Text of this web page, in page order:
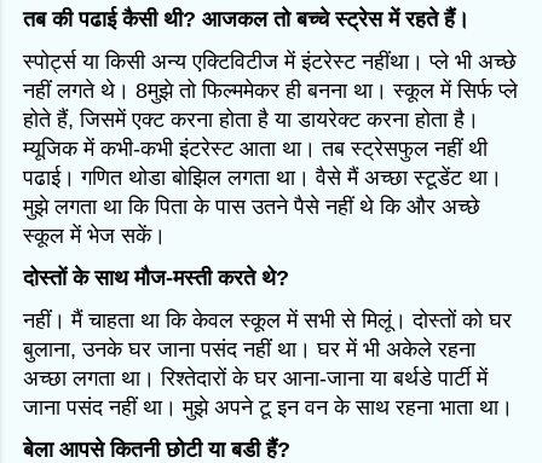
तब की पढाई कैसी थी? आजकल तो बच्चे स्ट्रेस में रहते हैं।
स्पो‌र्ट्स या किसी अन्य एक्टिविटीज में इंटरेस्ट नहींथा। प्ले भी अच्छे
नहीं लगते थे। 8मुझे तो फिल्ममेकर ही बनना था। स्कूल में सिर्फ प्ले
होते हैं, जिसमें एक्ट करना होता है या डायरेक्ट करना होता है।
म्यूजिक में कभी-कभी इंटरेस्ट आता था। तब स्ट्रेसफुल नहीं थी
पढाई। गणित थोडा बोझिल लगता था। वैसे मैं अच्छा स्टूडेंट था।
मुझे लगता था कि पिता के पास उतने पैसे नहीं थे कि और अच्छे
स्कूल में भेज सकें।
दोस्तों के साथ मौज-मस्ती करते थे?
नहीं। मैं चाहता था कि केवल स्कूल में सभी से मिलूं। दोस्तों को घर
बुलाना, उनके घर जाना पसंद नहीं था। घर में भी अकेले रहना
अच्छा लगता था। रिश्तेदारों के घर आना-जाना या बर्थडे पार्टी में
जाना पसंद नहीं था। मुझे अपने टू इन वन के साथ रहना भाता था।
बेला आपसे कितनी छोटी या बडी हैं?